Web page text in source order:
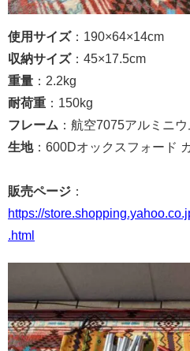
使用サイズ：190×64×14cm
収納サイズ：45×17.5cm
重量 ：2.2kg
耐荷重 ：150kg
フレーム ：航空7075アルミニウ
生地：600Dオックスフォード
販売ページ ：
https://
.html